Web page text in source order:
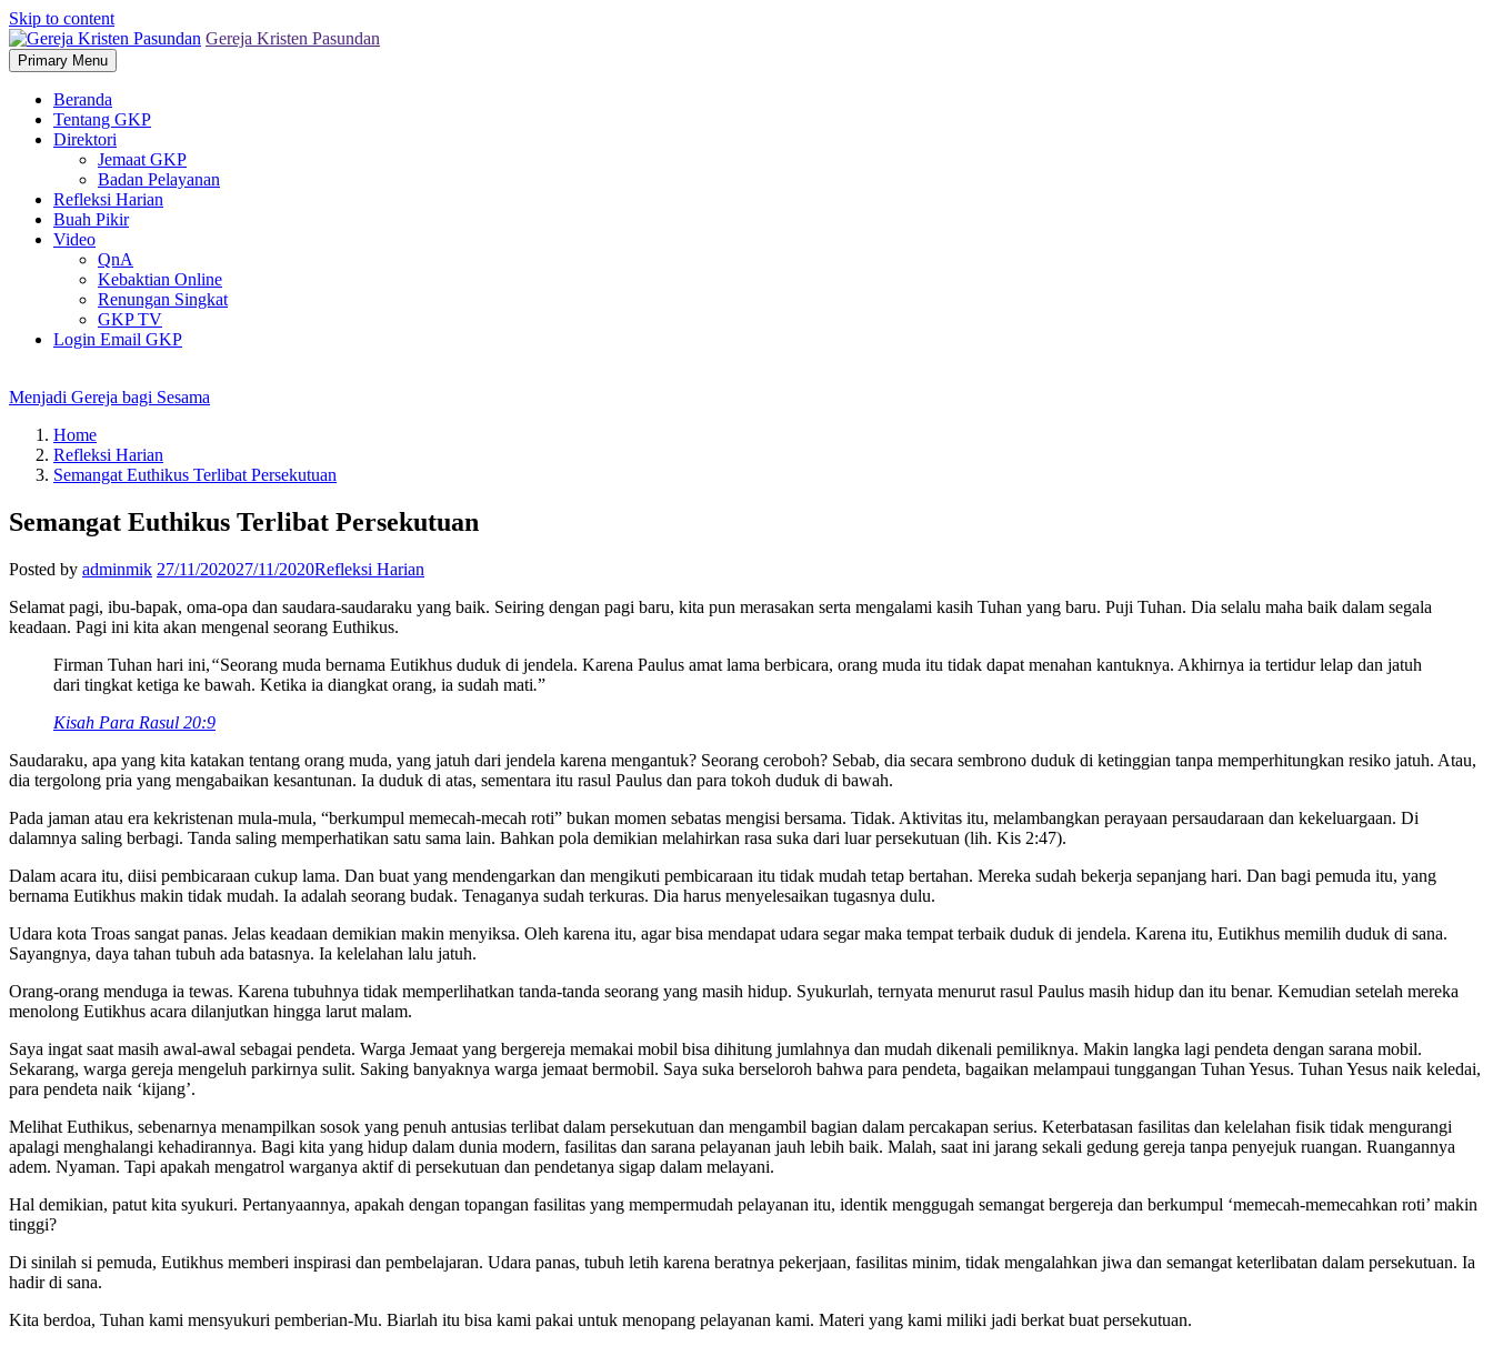
Skip to content
Gereja Kristen Pasundan
Primary Menu
Beranda
Tentang GKP
Direktori
Jemaat GKP
Badan Pelayanan
Refleksi Harian
Buah Pikir
Video
QnA
Kebaktian Online
Renungan Singkat
GKP TV
Login Email GKP
Menjadi Gereja bagi Sesama
Home
Refleksi Harian
Semangat Euthikus Terlibat Persekutuan
Semangat Euthikus Terlibat Persekutuan
Posted by adminmik 27/11/202027/11/2020Refleksi Harian
Selamat pagi, ibu-bapak, oma-opa dan saudara-saudaraku yang baik. Seiring dengan pagi baru, kita pun merasakan serta mengalami kasih Tuhan yang baru. Puji Tuhan. Dia selalu maha baik dalam segala
keadaan. Pagi ini kita akan mengenal seorang Euthikus.
Firman Tuhan hari ini,“Seorang muda bernama Eutikhus duduk di jendela. Karena Paulus amat lama berbicara, orang muda itu tidak dapat menahan kantuknya. Akhirnya ia tertidur lelap dan jatuh
dari tingkat ketiga ke bawah. Ketika ia diangkat orang, ia sudah mati.”
Kisah Para Rasul 20:9
Saudaraku, apa yang kita katakan tentang orang muda, yang jatuh dari jendela karena mengantuk? Seorang ceroboh? Sebab, dia secara sembrono duduk di ketinggian tanpa memperhitungkan resiko jatuh. Atau,
dia tergolong pria yang mengabaikan kesantunan. Ia duduk di atas, sementara itu rasul Paulus dan para tokoh duduk di bawah.
Pada jaman atau era kekristenan mula-mula, “berkumpul memecah-mecah roti” bukan momen sebatas mengisi bersama. Tidak. Aktivitas itu, melambangkan perayaan persaudaraan dan kekeluargaan. Di
dalamnya saling berbagi. Tanda saling memperhatikan satu sama lain. Bahkan pola demikian melahirkan rasa suka dari luar persekutuan (lih. Kis 2:47).
Dalam acara itu, diisi pembicaraan cukup lama. Dan buat yang mendengarkan dan mengikuti pembicaraan itu tidak mudah tetap bertahan. Mereka sudah bekerja sepanjang hari. Dan bagi pemuda itu, yang
bernama Eutikhus makin tidak mudah. Ia adalah seorang budak. Tenaganya sudah terkuras. Dia harus menyelesaikan tugasnya dulu.
Udara kota Troas sangat panas. Jelas keadaan demikian makin menyiksa. Oleh karena itu, agar bisa mendapat udara segar maka tempat terbaik duduk di jendela. Karena itu, Eutikhus memilih duduk di sana.
Sayangnya, daya tahan tubuh ada batasnya. Ia kelelahan lalu jatuh.
Orang-orang menduga ia tewas. Karena tubuhnya tidak memperlihatkan tanda-tanda seorang yang masih hidup. Syukurlah, ternyata menurut rasul Paulus masih hidup dan itu benar. Kemudian setelah mereka
menolong Eutikhus acara dilanjutkan hingga larut malam.
Saya ingat saat masih awal-awal sebagai pendeta. Warga Jemaat yang bergereja memakai mobil bisa dihitung jumlahnya dan mudah dikenali pemiliknya. Makin langka lagi pendeta dengan sarana mobil.
Sekarang, warga gereja mengeluh parkirnya sulit. Saking banyaknya warga jemaat bermobil. Saya suka berseloroh bahwa para pendeta, bagaikan melampaui tunggangan Tuhan Yesus. Tuhan Yesus naik keledai,
para pendeta naik ‘kijang’.
Melihat Euthikus, sebenarnya menampilkan sosok yang penuh antusias terlibat dalam persekutuan dan mengambil bagian dalam percakapan serius. Keterbatasan fasilitas dan kelelahan fisik tidak mengurangi
apalagi menghalangi kehadirannya. Bagi kita yang hidup dalam dunia modern, fasilitas dan sarana pelayanan jauh lebih baik. Malah, saat ini jarang sekali gedung gereja tanpa penyejuk ruangan. Ruangannya
adem. Nyaman. Tapi apakah mengatrol warganya aktif di persekutuan dan pendetanya sigap dalam melayani.
Hal demikian, patut kita syukuri. Pertanyaannya, apakah dengan topangan fasilitas yang mempermudah pelayanan itu, identik menggugah semangat bergereja dan berkumpul ‘memecah-memecahkan roti’ makin
tinggi?
Di sinilah si pemuda, Eutikhus memberi inspirasi dan pembelajaran. Udara panas, tubuh letih karena beratnya pekerjaan, fasilitas minim, tidak mengalahkan jiwa dan semangat keterlibatan dalam persekutuan. Ia
hadir di sana.
Kita berdoa, Tuhan kami mensyukuri pemberian-Mu. Biarlah itu bisa kami pakai untuk menopang pelayanan kami. Materi yang kami miliki jadi berkat buat persekutuan.